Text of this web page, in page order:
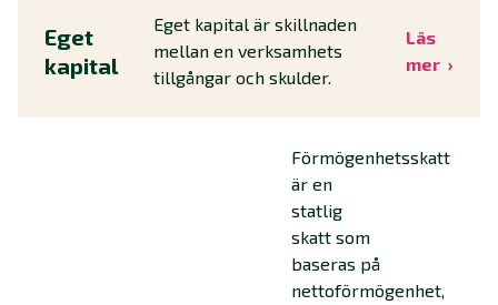
Eget
kapital
Eget kapital är skillnaden
mellan en verksamhets
tillgångar och skulder.
Läs
mer
Förmögenhetsskatt
är en
statlig
skatt som
baseras på
nettoförmögenhet,